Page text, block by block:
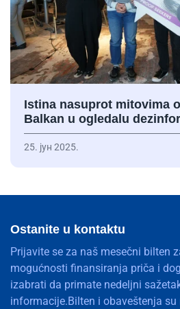
Istina nasuprot mitovima
Balkan u ogledalu
25. јун 2025.
Ostanite u kontaktu
Prijavite se za naš mesečni bilten
mogućnosti finansiranja priča i
izabrati da primate nedeljni
informacije.Bilten i obaveštenja su